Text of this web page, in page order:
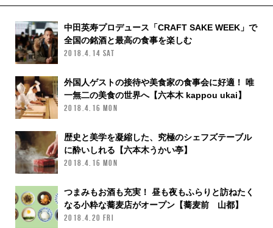
中田英寿プロデュース「CRAFT SAKE WEEK」で
全国の銘酒と最高の食事を楽しむ
2018.4.14 SAT
外国人ゲストの接待や美食家の食事会に好適！ 唯
一無二の美食の世界へ【六本木 kappou ukai】
2018.4.16 MON
歴史と美学を凝縮した、究極のシェフズテーブル
に酔いしれる【六本木うかい亭】
2018.4.16 MON
つまみもお酒も充実！ 昼も夜もふらりと訪ねたく
なる小粋な蕎麦店がオープン【蕎麦前 山都】
2018.4.20 FRI